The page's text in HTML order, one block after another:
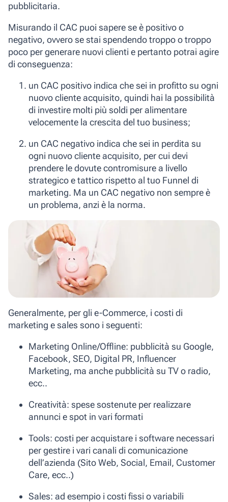
pubblicitaria.
Misurando il CAC puoi sapere se è positivoo
negativo, ovvero se stai spendendo troppo o troppo
poco per generare nuovi clienti e pertanto potrai agire
di conseguenza:
un CAC positivo indica che sei in profitto su ogni
nuovo cliente acquisito, quindi hai la possibilità
di investire molti più soldi per alimentare
velocemente la crescita del tuo business;
un CAC negativo indica che sei in perdita su
ogni nuovo cliente acquisito, per cui devi
prendere le dovute contromisure a livello
strategico e tattico rispetto al tuo Funnel di
marketing. Ma un CAC negativo non sempre è
un problema, anzi è la norma.
Generalmente, per gli e-Commerce, i costi di
marketing e sales sono i seguenti:
Marketing Online/Offline: pubblicità su Google,
Facebook, SEO, Digital PR, Influencer
Marketing, ma anche pubblicità su TV o radio,
ecc..
Creatività: spese sostenute per realizzare
annunci e spot in vari formati
Tools: costi per acquistare i software necessari
per gestire i vari canali di comunicazione
dell’azienda (Sito Web, Social, Email, Customer
Care, ecc..)
Sales: ad esempio i costi fissi o variabili